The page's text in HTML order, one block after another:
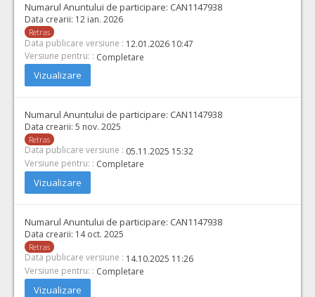
Numarul Anuntului de participare: CAN1147938
Data crearii: 12 ian. 2026
Retras
Data publicare versiune : 12.01.2026 10:47
Versiune pentru: : Completare
Vizualizare
Numarul Anuntului de participare: CAN1147938
Data crearii: 5 nov. 2025
Retras
Data publicare versiune : 05.11.2025 15:32
Versiune pentru: : Completare
Vizualizare
Numarul Anuntului de participare: CAN1147938
Data crearii: 14 oct. 2025
Retras
Data publicare versiune : 14.10.2025 11:26
Versiune pentru: : Completare
Vizualizare